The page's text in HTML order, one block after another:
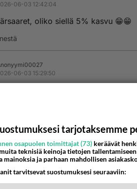
06-03 12:42:04
oliko siellä 5% kasvu 😁😁
06-03 15:29:50
ensimmäisen kvartaalin tulokset
niissä ei eritellä.
tarjotaksemme
osapuolen toimittajat (73) keräävät
teknisiä keinoja tietojen
ja parhaan mahdollisen
tarvitsevat suostumuksesi seuraaviin: